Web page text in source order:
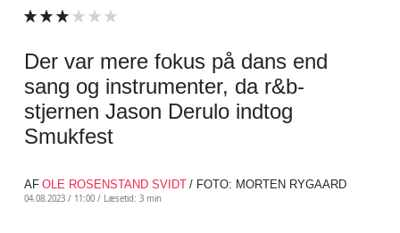
Der var mere fokus på dans end
sang og instrumenter, da r&b-
stjernen Jason Derulo indtog
Smukfest
AF OLE ROSENSTAND SVIDT / FOTO: MORTEN RYGAARD
04.08.2023 / 11:00 / Læsetid: 3 min